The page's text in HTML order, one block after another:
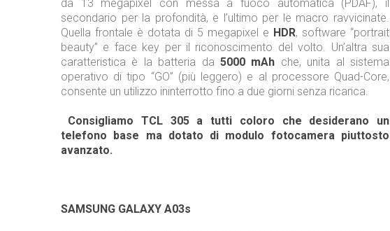
da 13 megapixel con messa a fuoco automatica (PDAF), il
secondario per la profondità, e l’ultimo per le macro ravvicinate.
Quella frontale è dotata di 5 megapixel e HDR, software “portrait
beauty” e face key per il riconoscimento del volto. Un’altra sua
caratteristica è la batteria da 5000 mAh che, unita al sistema
operativo di tipo “GO” (più leggero) e al processore Quad-Core,
consente un utilizzo ininterrotto fino a due giorni senza ricarica.
Consigliamo TCL 305 a tutti coloro che desiderano un
telefono base ma dotato di modulo fotocamera piuttosto
avanzato.
SAMSUNG GALAXY A03s